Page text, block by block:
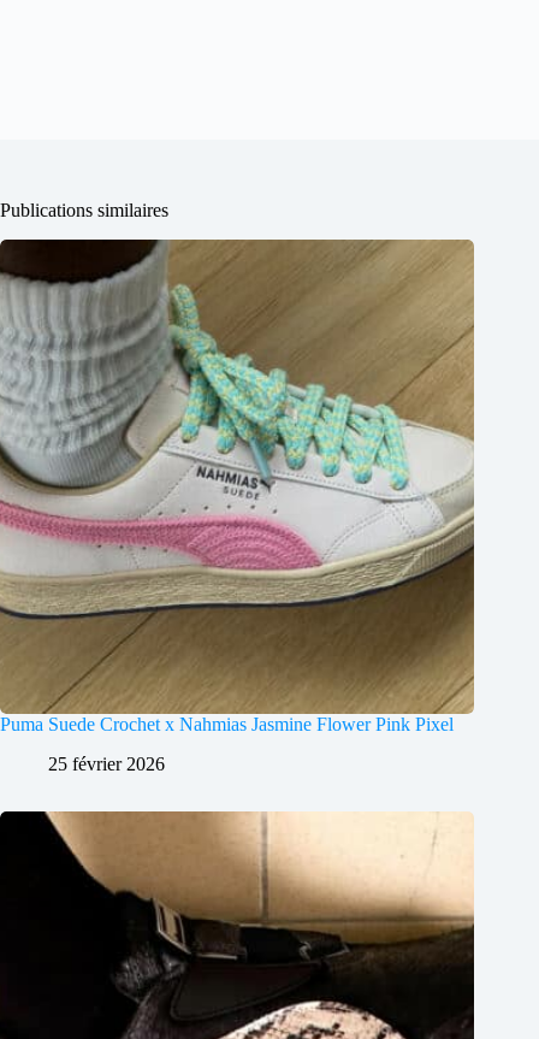
Publications similaires
Puma Suede Crochet x Nahmias Jasmine Flower Pink Pixel
25 février 2026